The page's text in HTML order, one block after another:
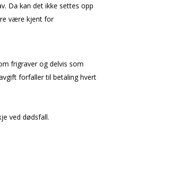
Da kan det ikke settes opp
være kjent for
frigraver og delvis som
forfaller til betaling hvert
ved dødsfall.